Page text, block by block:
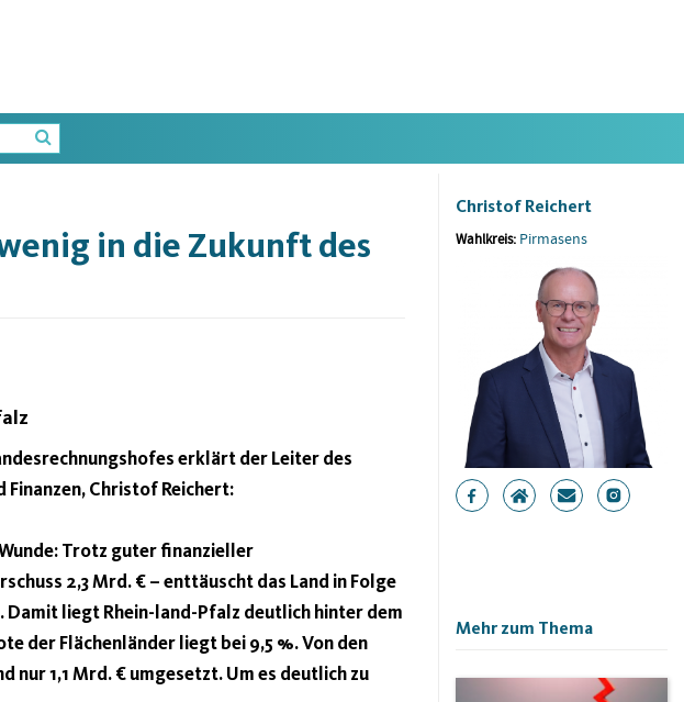
in die Zukunft des
erklärt der Leiter des
Christof Reichert:
Trotz guter finanzieller
2,3 Mrd. € – enttäuscht das Land in Folge
liegt Rhein-land-Pfalz deutlich hinter dem
der Flächenländer liegt bei 9,5 %. Von den
nur 1,1 Mrd. € umgesetzt. Um es deutlich zu
Christof Reichert
Wahlkreis: Pirmasens
Mehr zum Thema